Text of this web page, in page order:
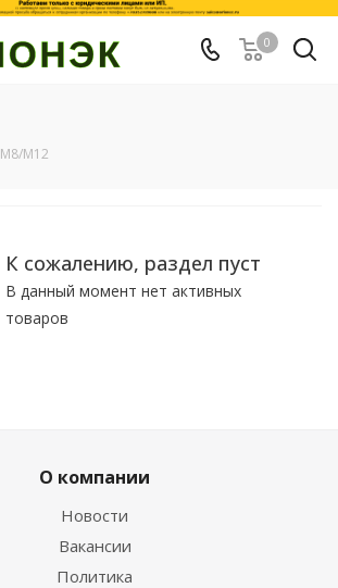
0
M8/M12
К сожалению, раздел пуст
В данный момент нет активных
товаров
О компании
Новости
Вакансии
Политика